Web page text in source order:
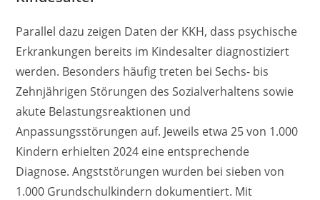
Parallel dazu zeigen Daten der KKH, dass psychische
Erkrankungen bereits im Kindesalter diagnostiziert
werden. Besonders häufig treten bei Sechs- bis
Zehnjährigen Störungen des Sozialverhaltens sowie
akute Belastungsreaktionen und
Anpassungsstörungen auf. Jeweils etwa 25 von 1.000
Kindern erhielten 2024 eine entsprechende
Diagnose. Angststörungen wurden bei sieben von
1.000 Grundschulkindern dokumentiert. Mit